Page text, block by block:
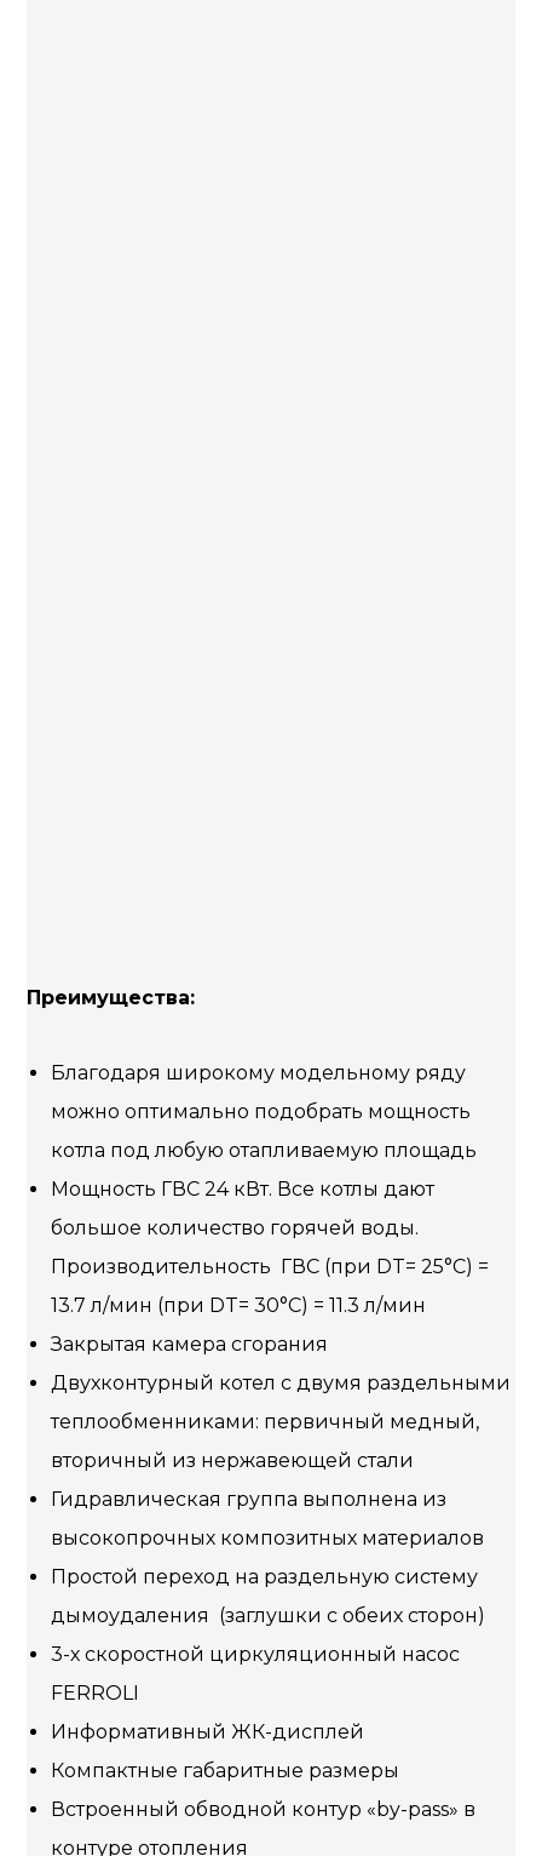
Преимущества:
Благодаря широкому модельному ряду
можно оптимально подобрать мощность
котла под любую отапливаемую площадь
Мощность ГВС 24 кВт. Все котлы дают
большое количество горячей воды.
Производительность ГВС (при DT= 25°C) =
13.7 л/мин (при DT= 30°C) = 11.3 л/мин
Закрытая камера сгорания
Двухконтурный котел с двумя раздельными
теплообменниками: первичный медный,
вторичный из нержавеющей стали
Гидравлическая группа выполнена из
высокопрочных композитных материалов
Простой переход на раздельную систему
дымоудаления (заглушки с обеих сторон)
3-х скоростной циркуляционный насос
FERROLI
Информативный ЖК-дисплей
Компактные габаритные размеры
Встроенный обводной контур «by-pass» в
контуре отопления